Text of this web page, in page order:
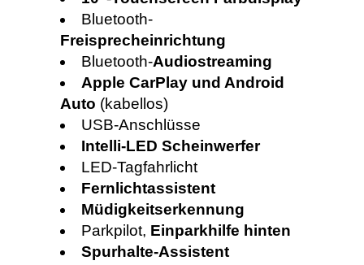
Bluetooth-
Freisprecheinrichtung
Bluetooth-Audiostreaming
Apple CarPlay und Android
Auto (kabellos)
USB-Anschlüsse
Intelli-LED Scheinwerfer
LED-Tagfahrlicht
Fernlichtassistent
Müdigkeitserkennung
Parkpilot, Einparkhilfe hinten
Spurhalte-Assistent